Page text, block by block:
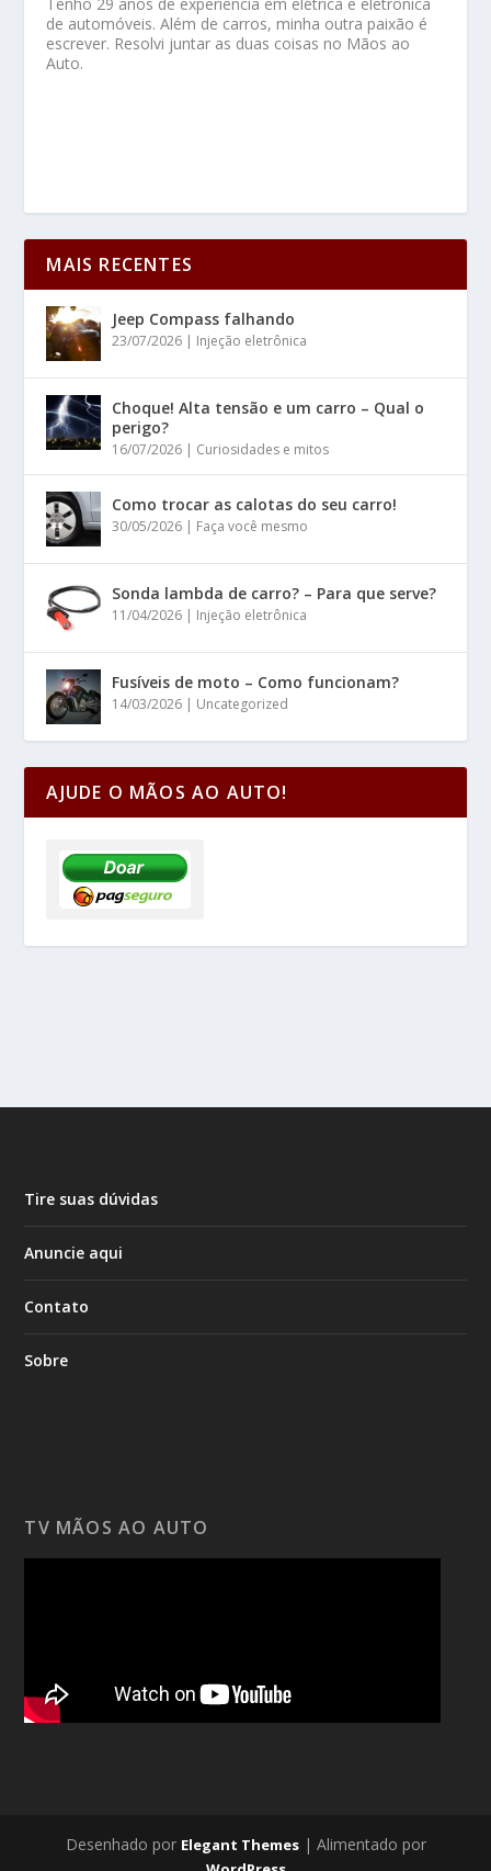
de automóveis. Além de carros, minha outra paixão é
escrever. Resolvi juntar as duas coisas no Mãos ao
Auto.
MAIS RECENTES
Jeep Compass falhando
23/07/2026 | Injeção eletrônica
Choque! Alta tensão e um carro – Qual o
perigo?
16/07/2026 | Curiosidades e mitos
Como trocar as calotas do seu carro!
30/05/2026 | Faça você mesmo
Sonda lambda de carro? – Para que serve?
11/04/2026 | Injeção eletrônica
Fusíveis de moto – Como funcionam?
14/03/2026 | Uncategorized
AJUDE O MÃOS AO AUTO!
Tire suas dúvidas
Anuncie aqui
Contato
Sobre
TV MÃOS AO AUTO
Desenhado por Elegant Themes| Alimentado por